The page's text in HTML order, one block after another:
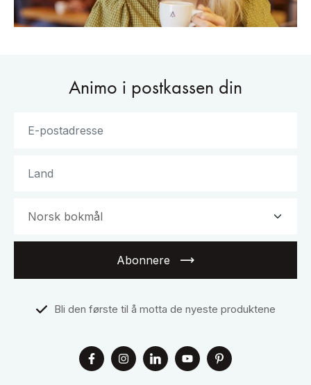
Animo i postkassen din
Abonnere
Bli den første til å motta de nyeste produktene